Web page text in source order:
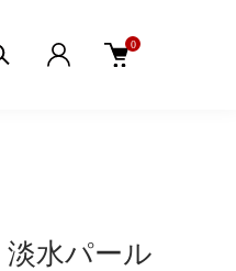
0
淡水パール